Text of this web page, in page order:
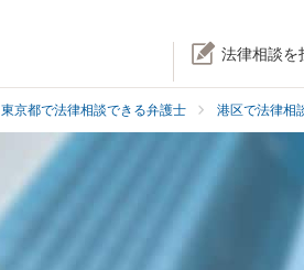
法律相談を
東京都で法律相談できる弁護士 港区で法律相